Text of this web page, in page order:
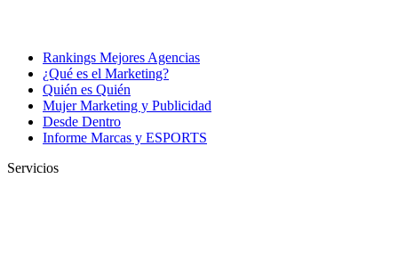
Rankings Mejores Agencias
¿Qué es el Marketing?
Quién es Quién
Mujer Marketing y Publicidad
Desde Dentro
Informe Marcas y ESPORTS
Servicios